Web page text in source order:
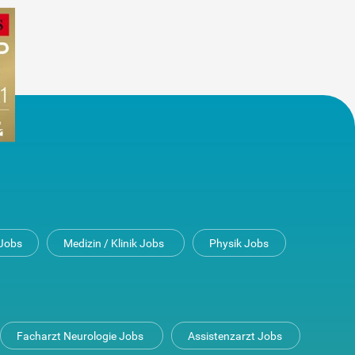
Medizin / Klinik Jobs Physik Jobs
Facharzt Neurologie Jobs Assistenzarzt Jobs